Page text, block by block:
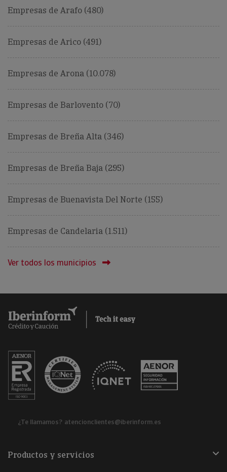
Empresas de Arafo (480)
Empresas de Arico (491)
Empresas de Arona (10.078)
Empresas de Barlovento (70)
Empresas de Breña Alta (346)
Empresas de Breña Baja (295)
Empresas de Buenavista Del Norte (155)
Empresas de Candelaria (1.511)
Ver todos los municipios
¿Te llamamos? atencionclientes@iberinform.es
Productos y servicios